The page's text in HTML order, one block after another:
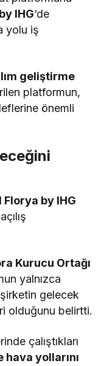
IHG‘de
yolu iş
geliştirme
platformun,
önemli
by IHG
Kurucu Ortağı
yalnızca
gelecek
olduğunu belirtti.
çalıştıkları
yollarını